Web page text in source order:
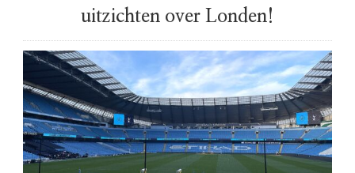
uitzichten over Londen!